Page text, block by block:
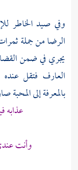
وفي صيد الخاطر
الرضا من جملة
يجري في ضمن
العارف فتقل عنده
بالمعرفة إلى
وأنت